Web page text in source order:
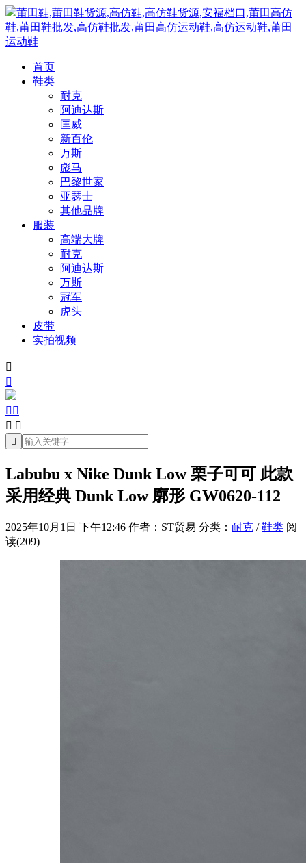
莆田鞋,莆田鞋货源,高仿鞋,高仿鞋货源,安福档口,莆田高仿
鞋,莆田鞋批发,高仿鞋批发,莆田高仿运动鞋,高仿运动鞋,莆田
运动鞋
首页
鞋类
耐克
阿迪达斯
匡威
新百伦
万斯
彪马
巴黎世家
亚瑟士
其他品牌
服装
高端大牌
耐克
阿迪达斯
万斯
冠军
虎头
皮带
实拍视频


 
 

Labubu x Nike Dunk Low 栗子可可 此款
采用经典 Dunk Low 廓形 GW0620-112
2025年10月1日 下午12:46 作者：ST贸易 分类： 耐克 /鞋类 阅
读(209)